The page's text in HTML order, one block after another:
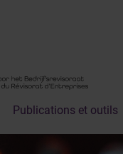
Publications et outils